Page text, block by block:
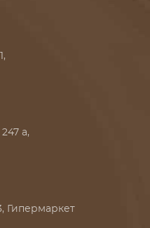
а,
Гипермаркет